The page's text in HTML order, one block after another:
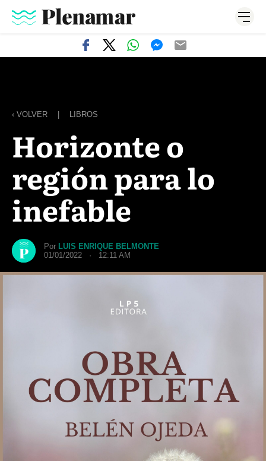
‹ VOLVER LIBROS
Horizonte o
región para lo
inefable
Por LUIS ENRIQUE BELMONTE
01/01/2022 · 12:11 AM